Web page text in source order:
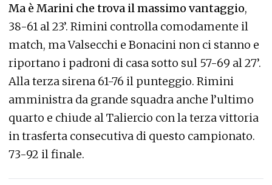
Ma è Marini che trova il massimo vantaggio,
38-61 al 23’. Rimini controlla comodamente il
match, ma Valsecchi e Bonacini non ci stanno e
riportano i padroni di casa sotto sul 57-69 al 27’.
Alla terza sirena 61-76 il punteggio. Rimini
amministra da grande squadra anche l’ultimo
quarto e chiude al Taliercio con la terza vittoria
in trasferta consecutiva di questo campionato.
73-92 il finale.